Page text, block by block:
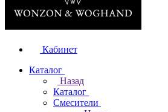
Кабинет
Каталог
Назад
Каталог
Смесители